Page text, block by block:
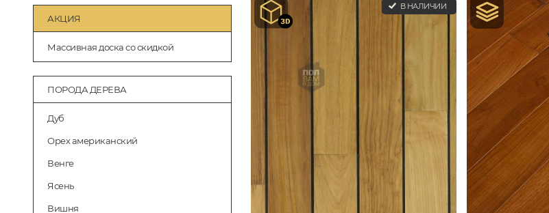
АКЦИЯ
Массивная доска со скидкой
ПОРОДА ДЕРЕВА
Дуб
Орех американский
Венге
Ясень
Вишня
В НАЛИЧИИ